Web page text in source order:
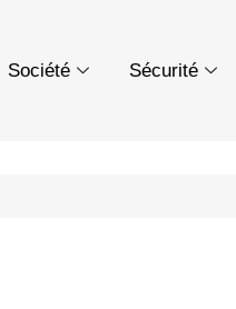
Société Sécurité